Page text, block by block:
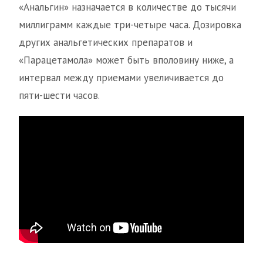
«Анальгин» назначается в количестве до тысячи
миллиграмм каждые три-четыре часа. Дозировка
других анальгетических препаратов и
«Парацетамола» может быть вполовину ниже, а
интервал между приемами увеличивается до
пяти-шести часов.